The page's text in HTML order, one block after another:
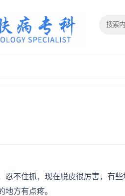
忍不住抓，现在脱皮很厉害，有
地方有点疼。